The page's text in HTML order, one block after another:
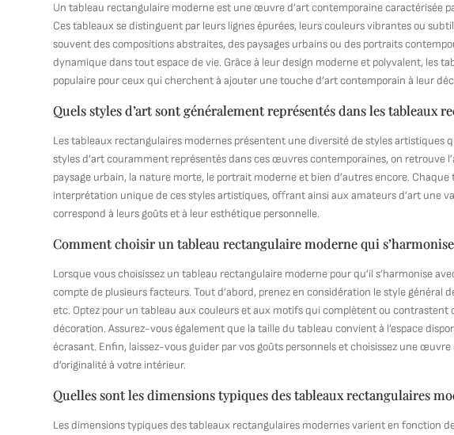
Un tableau rectangulaire moderne est une œuvre d’art contemporaine caractérisée
Ces tableaux se distinguent par leurs lignes épurées, leurs couleurs vibrantes ou
souvent des compositions abstraites, des paysages urbains ou des portraits
dynamique dans tout espace de vie. Grâce à leur design moderne et polyvalent, les
populaire pour ceux qui cherchent à ajouter une touche d’art contemporain à leur
Quels styles d’art sont généralement représentés dans les tableaux
Les tableaux rectangulaires modernes présentent une diversité de styles artistiques
styles d’art couramment représentés dans ces œuvres contemporaines, on retrouve
paysage urbain, la nature morte, le portrait moderne et bien d’autres encore.
interprétation unique de ces styles artistiques, offrant ainsi aux amateurs d’art une
correspond à leurs goûts et à leur esthétique personnelle.
Comment choisir un tableau rectangulaire moderne qui
Lorsque vous choisissez un tableau rectangulaire moderne pour qu’il s’harmonise
compte de plusieurs facteurs. Tout d’abord, prenez en considération le style général
etc. Optez pour un tableau aux couleurs et aux motifs qui complètent ou contrastent
décoration. Assurez-vous également que la taille du tableau convient à l’espace
écrasant. Enfin, laissez-vous guider par vos goûts personnels et choisissez une
d’originalité à votre intérieur.
Quelles sont les dimensions typiques des tableaux rectangulaires
Les dimensions typiques des tableaux rectangulaires modernes varient en fonction